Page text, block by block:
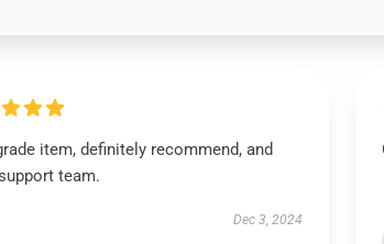
item, definitely recommend, and
team.
Dec 3, 2024